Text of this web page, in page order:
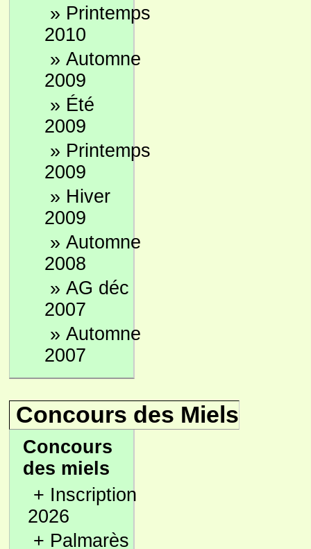
» Printemps
2010
» Automne
2009
» Été
2009
» Printemps
2009
» Hiver
2009
» Automne
2008
» AG déc
2007
» Automne
2007
Concours des Miels
Concours
des miels
+ Inscription
2026
+ Palmarès